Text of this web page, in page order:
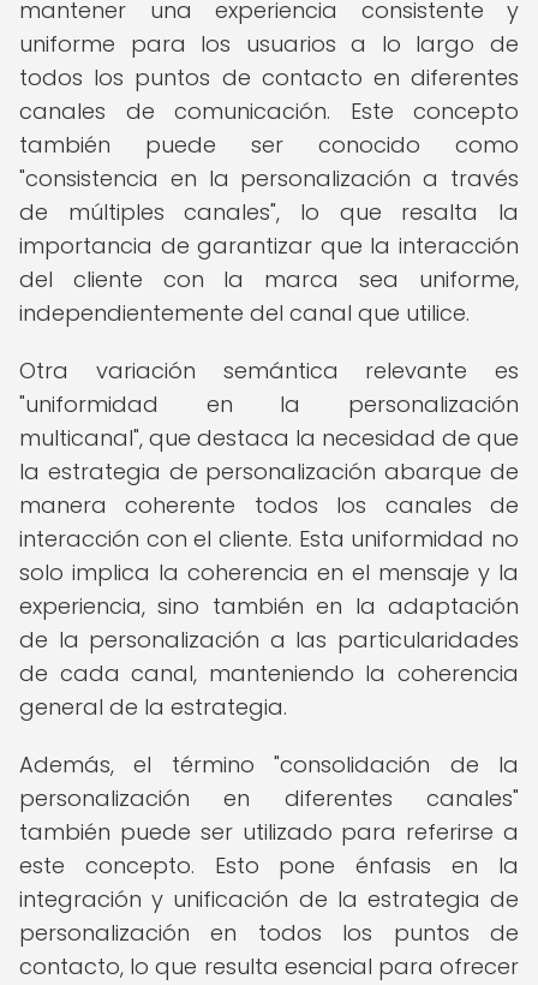
mantener una experiencia consistente y
uniforme para los usuarios a lo largo de
todos los puntos de contacto en diferentes
canales de comunicación. Este concepto
también puede ser conocido como
"consistencia en la personalización a través
de múltiples canales", lo que resalta la
importancia de garantizar que la interacción
del cliente con la marca sea uniforme,
independientemente del canal que utilice.
Otra variación semántica relevante es
"uniformidad en la personalización
multicanal", que destaca la necesidad de que
la estrategia de personalización abarque de
manera coherente todos los canales de
interacción con el cliente. Esta uniformidad no
solo implica la coherencia en el mensaje y la
experiencia, sino también en la adaptación
de la personalización a las particularidades
de cada canal, manteniendo la coherencia
general de la estrategia.
Además, el término "consolidación de la
personalización en diferentes canales"
también puede ser utilizado para referirse a
este concepto. Esto pone énfasis en la
integración y unificación de la estrategia de
personalización en todos los puntos de
contacto, lo que resulta esencial para ofrecer